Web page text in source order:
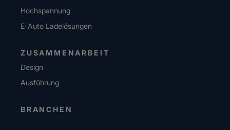
Hochspannung
E-Auto Ladelösungen
ZUSAMMENARBEIT
Design
Ausführung
BRANCHEN